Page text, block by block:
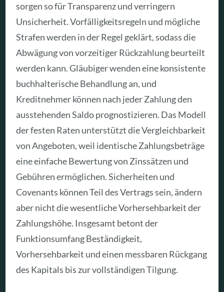
sorgen so für Transparenz und verringern
Unsicherheit. Vorfälligkeitsregeln und mögliche
Strafen werden in der Regel geklärt, sodass die
Abwägung von vorzeitiger Rückzahlung beurteilt
werden kann. Gläubiger wenden eine konsistente
buchhalterische Behandlung an, und
Kreditnehmer können nach jeder Zahlung den
ausstehenden Saldo prognostizieren. Das Modell
der festen Raten unterstützt die Vergleichbarkeit
von Angeboten, weil identische Zahlungsbeträge
eine einfache Bewertung von Zinssätzen und
Gebühren ermöglichen. Sicherheiten und
Covenants können Teil des Vertrags sein, ändern
aber nicht die wesentliche Vorhersehbarkeit der
Zahlungshöhe. Insgesamt betont der
Funktionsumfang Beständigkeit,
Vorhersehbarkeit und einen messbaren Rückgang
des Kapitals bis zur vollständigen Tilgung.